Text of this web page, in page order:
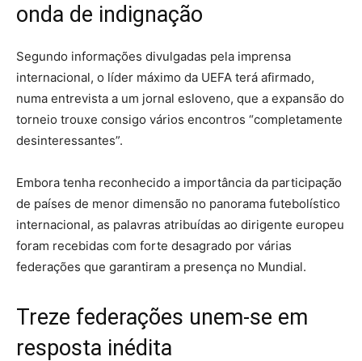
onda de indignação
Segundo informações divulgadas pela imprensa
internacional, o líder máximo da UEFA terá afirmado,
numa entrevista a um jornal esloveno, que a expansão do
torneio trouxe consigo vários encontros “completamente
desinteressantes”.
Embora tenha reconhecido a importância da participação
de países de menor dimensão no panorama futebolístico
internacional, as palavras atribuídas ao dirigente europeu
foram recebidas com forte desagrado por várias
federações que garantiram a presença no Mundial.
Treze federações unem-se em
resposta inédita